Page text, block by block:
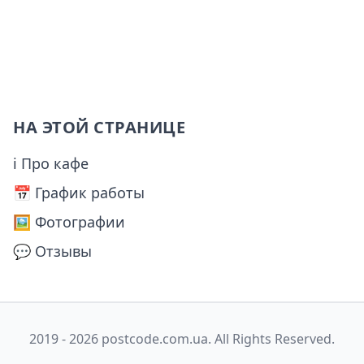
НА ЭТОЙ СТРАНИЦЕ
ℹ Про кафе
📅️ График работы
🖼️ Фотографии
💬 Отзывы
2019 - 2026 postcode.com.ua. All Rights Reserved.